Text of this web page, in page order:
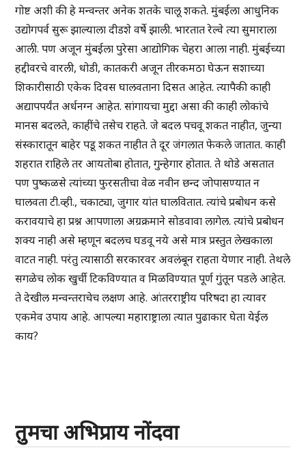
गोष्ट अशी की हे मन्वन्तर अनेक शतके चालू शकते. मुंबईला आधुनिक
उद्योगपर्व सुरू झाल्याला दीडशे वर्षे झाली. भारतात रेल्वे त्या सुमाराला
आली. पण अजून मुंबईला पुरेसा आद्योगिक चेहरा आला नाही. मुंबईच्या
हद्दीवरचे वारली, धोडी, कातकरी अजून तीरकमठा घेऊन सशाच्या
शिकारीसाठी एकेक दिवस घालवताना दिसत आहेत. त्यापैकी काही
अद्यापपर्यंत अर्धनग्न आहेत. सांगायचा मुद्दा असा की काही लोकांचे
मानस बदलते, काहींचे तसेच राहते. जे बदल पचवू शकत नाहीत, जुन्या
संस्कारातून बाहेर पडू शकत नाहीत ते दूर जंगलात फेकले जातात. काही
शहरात राहिले तर आयतोबा होतात, गुन्हेगार होतात. ते थोडे असतात
पण पुष्कळसे त्यांच्या फुरसतीचा वेळ नवीन छन्द जोपासण्यात न
घालवता टी.व्ही., चकाट्या, जुगार यांत घालवितात. त्यांचे प्रबोधन कसे
करावयाचे हा प्रश्न आपणाला अग्रक्रमाने सोडवावा लागेल. त्यांचे प्रबोधन
शक्य नाही असे म्हणून बदलच घडवू नये असे मात्र प्रस्तुत लेखकाला
वाटत नाही. परंतु त्यासाठी सरकारवर अवलंबून राहता येणार नाही. तेथले
सगळेच लोक खुर्ची टिकविण्यात व मिळविण्यात पूर्ण गुंतून पडले आहेत.
ते देखील मन्वन्तराचेच लक्षण आहे. आंतरराष्ट्रीय परिषदा हा त्यावर
एकमेव उपाय आहे. आपल्या महाराष्ट्राला त्यात पुढाकार घेता येईल
काय?
तुमचा अभिप्राय नोंदवा